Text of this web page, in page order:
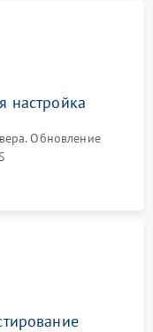
настройка
Обновление